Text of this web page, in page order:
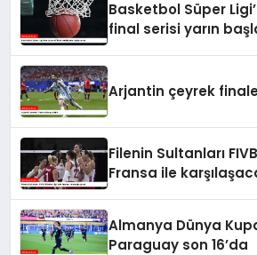
Basketbol Süper
final serisi yarın
Arjantin çeyrek finale
Filenin Sultanları
Fransa ile
Almanya Dünya
Paraguay son 16’da